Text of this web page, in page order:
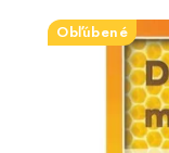
Obľúbené